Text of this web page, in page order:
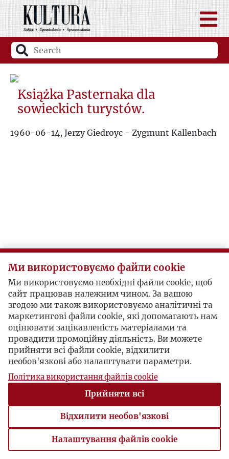
Książka Pasternaka dla
sowieckich turystów.
1960-06-14, Jerzy Giedroyc - Zygmunt Kallenbach
Ми використовуємо файли cookie
Ми використовуємо необхідні файли cookie, щоб
сайт працював належним чином. За вашою
згодою ми також використовуємо аналітичні та
маркетингові файли cookie, які допомагають нам
оцінювати зацікавленість матеріалами та
провадити промоційну діяльність. Ви можете
прийняти всі файли cookie, відхилити
необов'язкові або налаштувати параметри.
Політика використання файлів cookie
Прийняти всі
Відхилити необов'язкові
Налаштування файлів cookie
Налаштування файлів cookie